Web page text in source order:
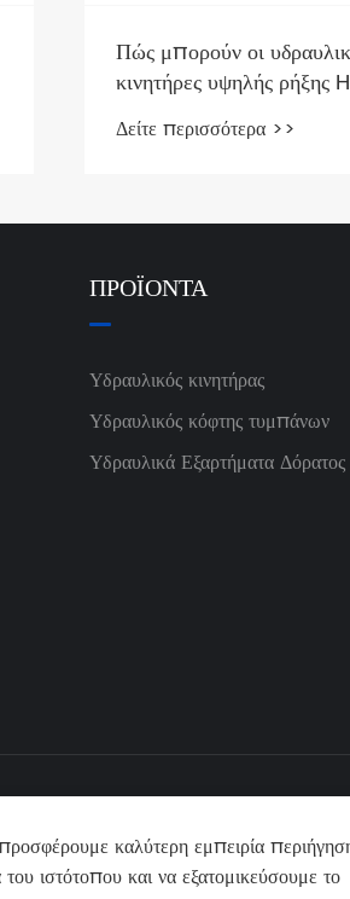
Πώς μπορούν οι
κινητήρες υψηλής ρήξης
βελτιώσουν την απόδοση
μηχανημάτων σας
Δείτε περισσότερα >>
ΠΡΟΪΌΝΤΑ
Υδραυλικός κινητήρας
Υδραυλικός κόφτης τυμπάνων
Υδραυλικά Εξαρτήματα Δόρατος

ΗΛΕΚΤΡΟΝΙΚΗ
info@helmtower.com
καλύτερη εμπειρία
ιστότοπου και να εξατομικεύσουμε το